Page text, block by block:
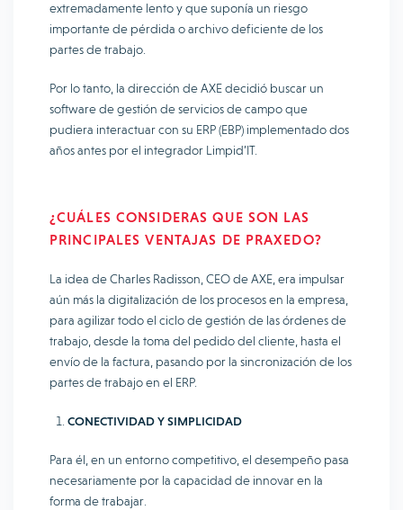
extremadamente lento y que suponía un riesgo
importante de pérdida o archivo deficiente de los
partes de trabajo.
Por lo tanto, la dirección de AXE decidió buscar un
software de gestión de servicios de campo que
pudiera interactuar con su ERP (EBP) implementado dos
años antes por el integrador Limpid’IT.
¿CUÁLES CONSIDERAS QUE SON LAS
PRINCIPALES VENTAJAS DE PRAXEDO?
La idea de Charles Radisson, CEO de AXE, era impulsar
aún más la digitalización de los procesos en la empresa,
para agilizar todo el ciclo de gestión de las órdenes de
trabajo, desde la toma del pedido del cliente, hasta el
envío de la factura, pasando por la sincronización de los
partes de trabajo en el ERP.
CONECTIVIDAD Y SIMPLICIDAD
Para él, en un entorno competitivo, el desempeño pasa
necesariamente por la capacidad de innovar en la
forma de trabajar.